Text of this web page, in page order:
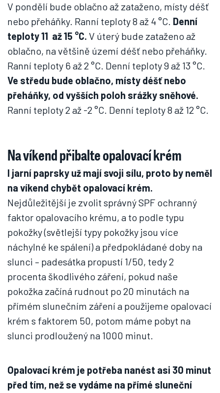
V pondělí bude oblačno až zataženo, místy déšť
nebo přeháňky. Ranní teploty 8 až 4 °C. Denní
teploty 11 až 15 °C. V úterý bude zataženo až
oblačno, na většině území déšť nebo přeháňky.
Ranní teploty 6 až 2 °C. Denní teploty 9 až 13 °C.
Ve středu bude oblačno, místy déšť nebo
přeháňky, od vyšších poloh srážky sněhové.
Ranní teploty 2 až -2 °C. Denní teploty 8 až 12 °C.
Na víkend přibalte opalovací krém
I jarní paprsky už mají svoji sílu, proto by neměl
na víkend chybět opalovací krém.
Nejdůležitější je zvolit správný SPF ochranný
faktor opalovacího krému, a to podle typu
pokožky (světlejší typy pokožky jsou více
náchylné ke spálení) a předpokládané doby na
slunci – padesátka propustí 1/50, tedy 2
procenta škodlivého záření, pokud naše
pokožka začíná rudnout po 20 minutách na
přímém slunečním záření a použijeme opalovací
krém s faktorem 50, potom máme pobyt na
slunci prodloužený na 1000 minut.
Opalovací krém je potřeba nanést asi 30 minut
před tím, než se vydáme na přímé sluneční